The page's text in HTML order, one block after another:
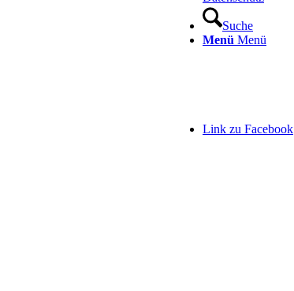
Link zu Facebook
Suche
Menü Menü